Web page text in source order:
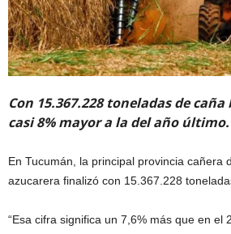
Con 15.367.228 toneladas de
casi 8% mayor a la del año último.
En Tucumán, la principal provincia cañera
azucarera finalizó con 15.367.228
“Esa cifra significa un 7,6% más que en el